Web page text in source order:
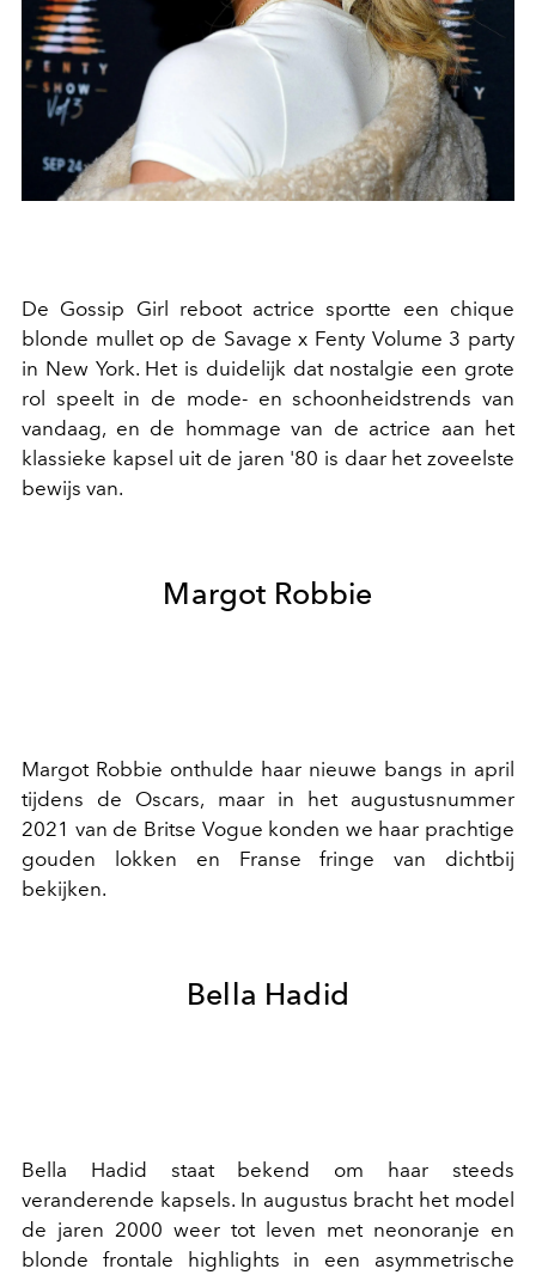
De Gossip Girl reboot actrice sportte een chique
blonde mullet op de Savage x Fenty Volume 3 party
in New York. Het is duidelijk dat nostalgie een grote
rol speelt in de mode- en schoonheidstrends van
vandaag, en de hommage van de actrice aan het
klassieke kapsel uit de jaren '80 is daar het zoveelste
bewijs van.
Margot Robbie
Margot Robbie onthulde haar nieuwe bangs in april
tijdens de Oscars, maar in het augustusnummer
2021 van de Britse Vogue konden we haar prachtige
gouden lokken en Franse fringe van dichtbij
bekijken.
Bella Hadid
Bella Hadid staat bekend om haar steeds
veranderende kapsels. In augustus bracht het model
de jaren 2000 weer tot leven met neonoranje en
blonde frontale highlights in een asymmetrische